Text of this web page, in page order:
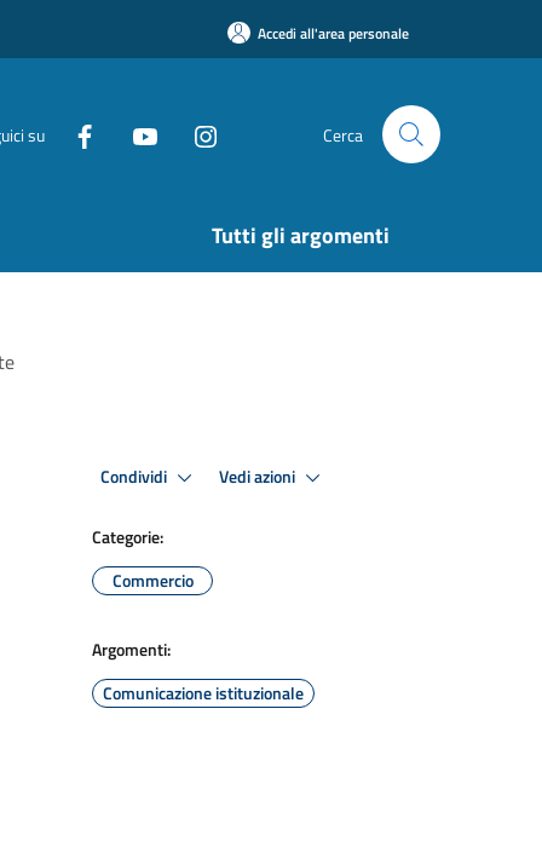
Accedi all'area personale
su Cerca
Tutti gli argomenti
Condividi Vedi azioni
Categorie:
Commercio
Argomenti:
Comunicazione istituzionale